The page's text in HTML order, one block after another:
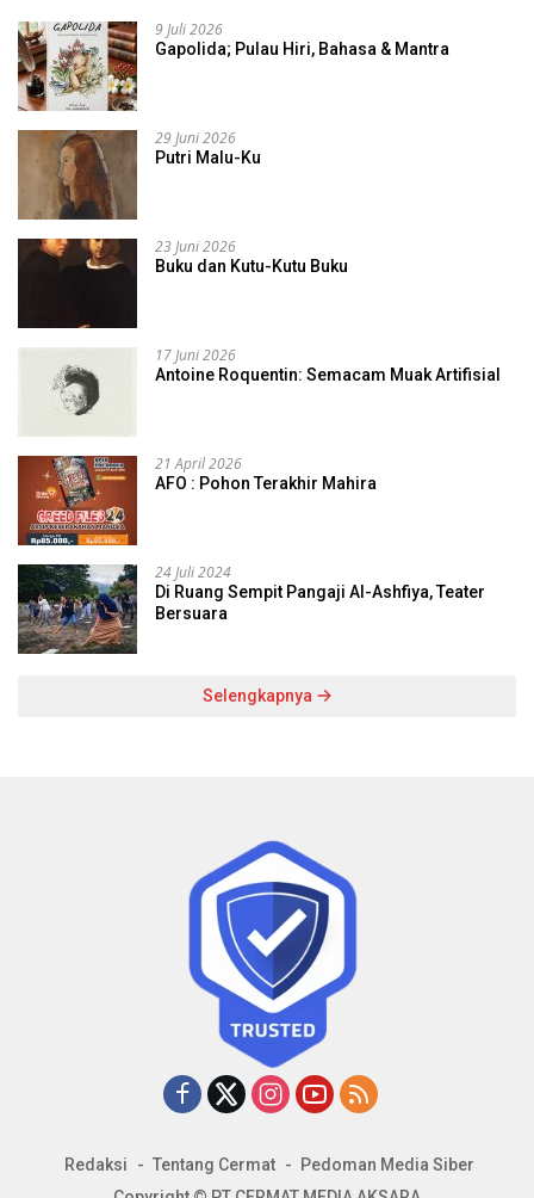
9 Juli 2026
Gapolida; Pulau Hiri, Bahasa & Mantra
29 Juni 2026
Putri Malu-Ku
23 Juni 2026
Buku dan Kutu-Kutu Buku
17 Juni 2026
Antoine Roquentin: Semacam Muak Artifisial
21 April 2026
AFO : Pohon Terakhir Mahira
24 Juli 2024
Di Ruang Sempit Pangaji Al-Ashfiya, Teater
Bersuara
Selengkapnya
Redaksi Tentang Cermat
Pedoman Media Siber